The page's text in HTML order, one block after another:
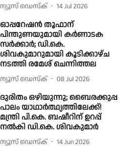
ന്യൂസ് ഡെസ്ക് 14 Jul 2026
ഓപ്പറേഷൻ തൂഫാന്
പിന്തുണയുമായി കർണാടക
സർക്കാർ; ഡി.കെ.
ശിവകുമാറുമായി കൂടിക്കാഴ്ച
നടത്തി രമേശ് ചെന്നിത്തല
ന്യൂസ് ഡെസ്ക് 08 Jul 2026
ദുരിതം ഒഴിയുന്നു; ബൈരക്കുപ്പ
പാലം യാഥാർത്ഥ്യത്തിലേക്ക്!
മന്ത്രി പി.കെ. ബഷീറിന് ഉറപ്പ്‌
നൽകി ഡി.കെ. ശിവകുമാർ
ന്യൂസ് ഡെസ്ക് 14 Jun 2026